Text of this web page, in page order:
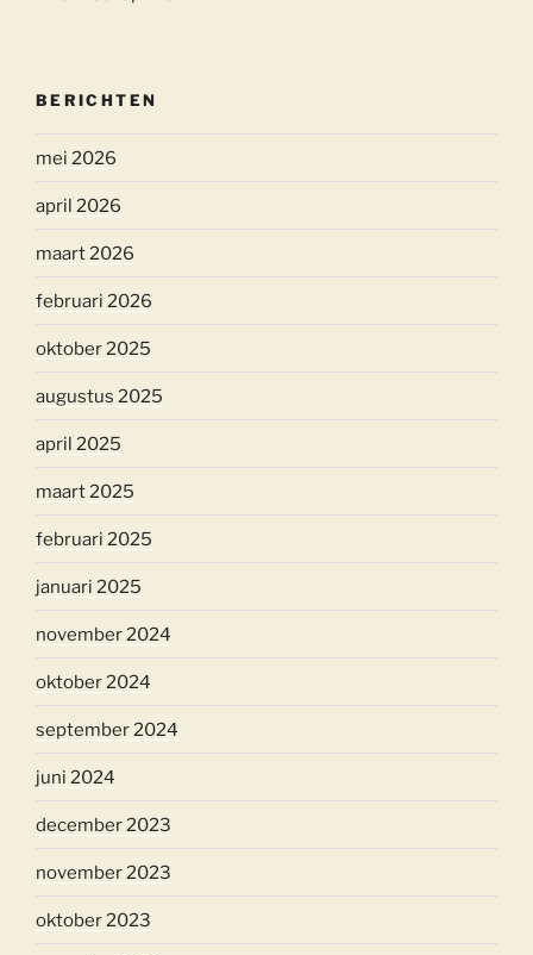
BERICHTEN
mei 2026
april 2026
maart 2026
februari 2026
oktober 2025
augustus 2025
april 2025
maart 2025
februari 2025
januari 2025
november 2024
oktober 2024
september 2024
juni 2024
december 2023
november 2023
oktober 2023